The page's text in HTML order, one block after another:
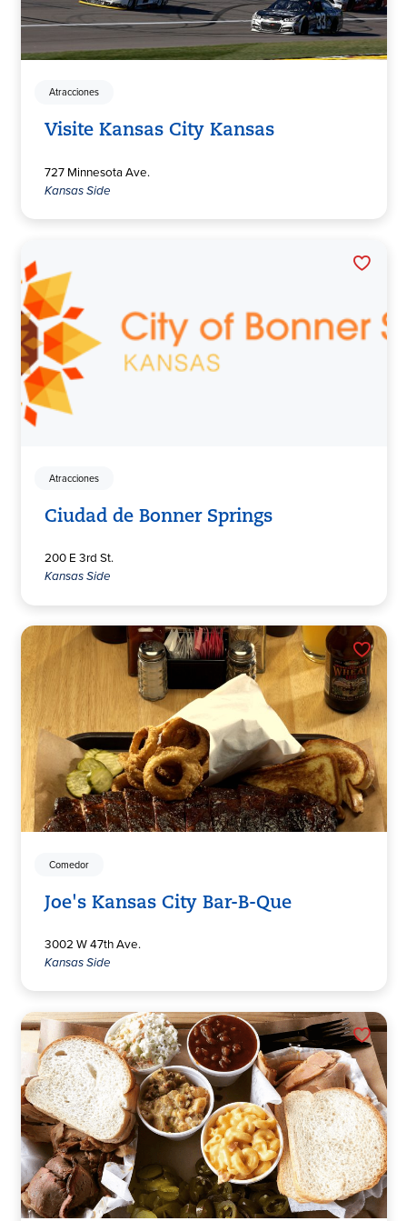
Atracciones
Visite Kansas City Kansas
727 Minnesota Ave.
Kansas Side
Atracciones
Ciudad de Bonner Springs
200 E 3rd St.
Kansas Side
Comedor
Joe's Kansas City Bar-B-Que
3002 W 47th Ave.
Kansas Side